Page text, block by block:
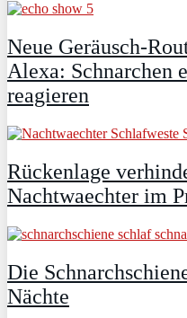
Neue Geräusch-
Alexa: Schnarchen
reagieren
Rückenlage
Nachtwaechter im
Die
Nächte